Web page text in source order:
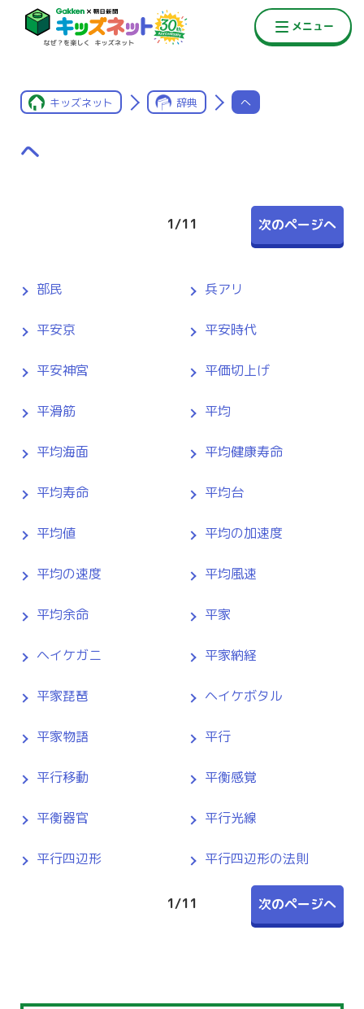
キッズネット 辞典 へ
へ
次のページへ
1/11
部民 兵アリ
平安京 平安時代
平安神宮 平価切上げ
平滑筋 平均
平均海面 平均健康寿命
平均寿命 平均台
平均値 平均の加速度
平均の速度 平均風速
平均余命 平家
ヘイケガニ 平家納経
平家琵琶 ヘイケボタル
平家物語 平行
平行移動 平衡感覚
平衡器官 平行光線
平行四辺形 平行四辺形の法則
次のページへ
1/11